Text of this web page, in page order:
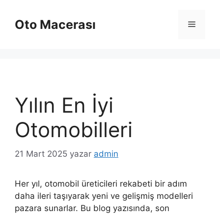
Oto Macerası Menü
Yılın En İyi
Otomobilleri
21 Mart 2025 yazar admin
Her yıl, otomobil üreticileri rekabeti bir adım
daha ileri taşıyarak yeni ve gelişmiş modelleri
pazara sunarlar. Bu blog yazısında, son